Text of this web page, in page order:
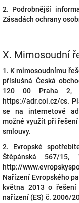
2. Podrobnější
Zásadách ochrany
X. Mimosoudní
1. K mimosoudnímu
příslušná Česká
120 00 Praha 2,
https://adr.coi.cz/cs.
se na internetové
možné využít při
smlouvy.
2. Evropské
Štěpánská 567/
http://
Nařízení Evropského
května 2013 o
nařízení (ES) č. 2006/